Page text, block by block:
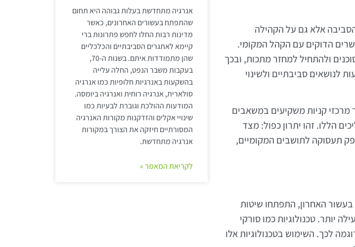
אלא גם על הקהילה
הדוקים עם הקהל המקומי.
ולהתחיל למחזר מתכות, ובכך
לנושאים סביבתיים ולשינוי
מרכזי קניות משקיעים במשאבים
הללו. זהו יתרון כפול: מצד
תעסוקה לתושבים המקומיים,
בעשור האחרון, התפתחו שיטות
יותר. טכנולוגיות כמו סורקי
לכך. השימוש בטכנולוגיות אלו
אנרגיה מתחדשת בעלות גבוהה היא תחום
שהתפתח בעשורים האחרונים, כאשר
מדינות רבות החלו לחפש פתרונות ברי
קיימא לאתגרים הסביבתיים והכלכליים
שהן מתמודדות איתם. בשנות ה-70,
בעקבות משבר הנפט, החלה עלייה
בהשקעות באנרגיות חלופיות כמו אנרגיה
סולארית, אנרגיה רוחית ואנרגיה ביומסה.
המודעות ההולכת וגוברת לבעיות כמו
שינויי אקלים והזדקנות מקורות האנרגיה
המסורתיים חיזקה את הצורך במקורות
אנרגיה מתחדשת.
לקריאת המאמר »